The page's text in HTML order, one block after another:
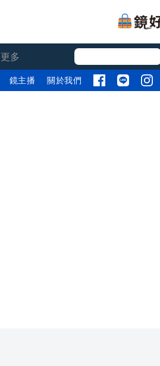
多
鏡主播 關於我們